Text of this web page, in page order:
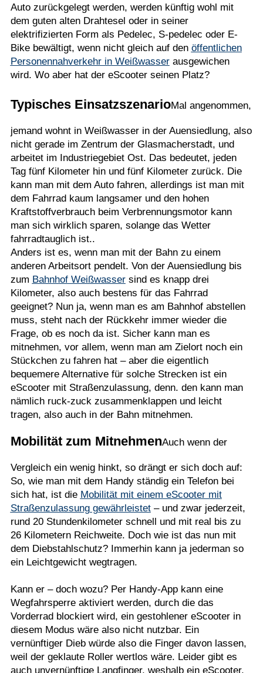
Auto zurückgelegt werden, werden künftig wohl mit
dem guten alten Drahtesel oder in seiner
elektrifizierten Form als Pedelec, S-pedelec oder E-
Bike bewältigt, wenn nicht gleich auf den öffentlichen
Personennahverkehr in Weißwasserausgewichen
wird. Wo aber hat der eScooter seinen Platz?
Typisches EinsatzszenarioMal angenommen,
jemand wohnt in Weißwasser in der Auensiedlung, also
nicht gerade im Zentrum der Glasmacherstadt, und
arbeitet im Industriegebiet Ost. Das bedeutet, jeden
Tag fünf Kilometer hin und fünf Kilometer zurück. Die
kann man mit dem Auto fahren, allerdings ist man mit
dem Fahrrad kaum langsamer und den hohen
Kraftstoffverbrauch beim Verbrennungsmotor kann
man sich wirklich sparen, solange das Wetter
fahrradtauglich ist..
Anders ist es, wenn man mit der Bahn zu einem
anderen Arbeitsort pendelt. Von der Auensiedlung bis
zum Bahnhof Weißwassersind es knapp drei
Kilometer, also auch bestens für das Fahrrad
geeignet? Nun ja, wenn man es am Bahnhof abstellen
muss, steht nach der Rückkehr immer wieder die
Frage, ob es noch da ist. Sicher kann man es
mitnehmen, vor allem, wenn man am Zielort noch ein
Stückchen zu fahren hat – aber die eigentlich
bequemere Alternative für solche Strecken ist ein
eScooter mit Straßenzulassung, denn. den kann man
nämlich ruck-zuck zusammenklappen und leicht
tragen, also auch in der Bahn mitnehmen.
Mobilität zum MitnehmenAuch wenn der
Vergleich ein wenig hinkt, so drängt er sich doch auf:
So, wie man mit dem Handy ständig ein Telefon bei
sich hat, ist die Mobilität mit einem eScooter mit
Straßenzulassung gewährleistet– und zwar jederzeit,
rund 20 Stundenkilometer schnell und mit real bis zu
26 Kilometern Reichweite. Doch wie ist das nun mit
dem Diebstahlschutz? Immerhin kann ja jederman so
ein Leichtgewicht wegtragen.
Kann er – doch wozu? Per Handy-App kann eine
Wegfahrsperre aktiviert werden, durch die das
Vorderrad blockiert wird, ein gestohlener eScooter in
diesem Modus wäre also nicht nutzbar. Ein
vernünftiger Dieb würde also die Finger davon lassen,
weil der geklaute Roller wertlos wäre. Leider gibt es
auch unvernünftige Langfinger, weshalb ein eScooter,